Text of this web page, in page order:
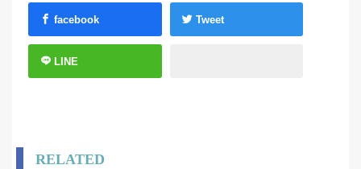
facebook Tweet
LINE
RELATED